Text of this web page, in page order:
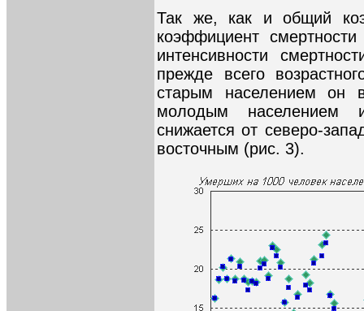
Так же, как и общий
коэффициент
интенсивности
прежде всего
старым населением он
молодым населением
снижается от северо-
восточным (рис. 3).